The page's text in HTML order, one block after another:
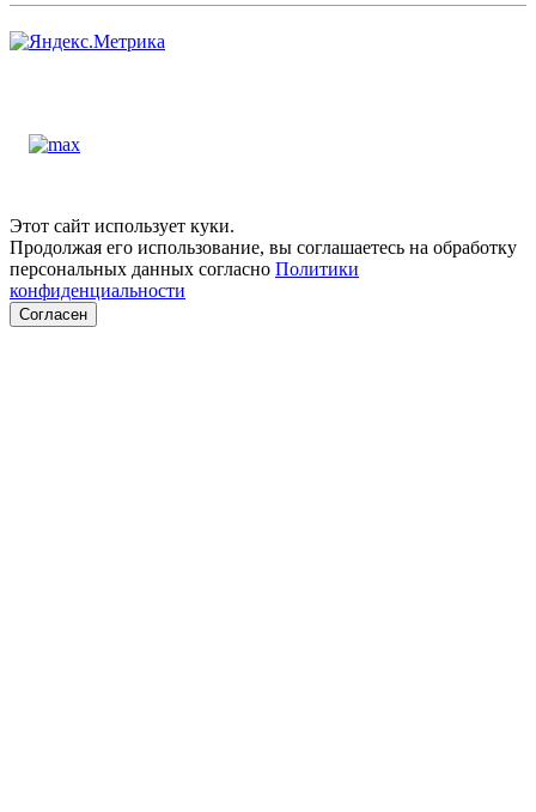
Этот сайт использует куки.
Продолжая его использование, вы соглашаетесь на обработку
персональных данных согласно Политики
конфиденциальности
Согласен